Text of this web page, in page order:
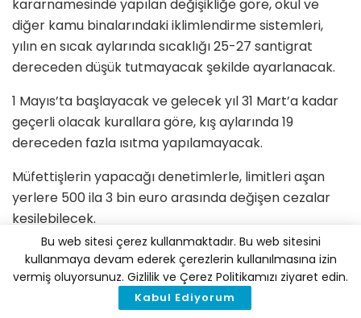
kararnamesinde yapılan değişikliğe göre, okul ve
diğer kamu binalarındaki iklimlendirme sistemleri,
yılın en sıcak aylarında sıcaklığı 25-27 santigrat
dereceden düşük tutmayacak şekilde ayarlanacak.
1 Mayıs’ta başlayacak ve gelecek yıl 31 Mart’a kadar
geçerli olacak kurallara göre, kış aylarında 19
dereceden fazla ısıtma yapılamayacak.
Müfettişlerin yapacağı denetimlerle, limitleri aşan
yerlere 500 ila 3 bin euro arasında değişen cezalar
kesilebilecek.
Kamu Yönetimi Bakanı Renato Brunetta, söz konusu
girişimin yılda 2-4 milyar metreküp gaz tasarrufu
sağlayacağını söyledi. Ülkede, kamu binalarının enerji
Bu web sitesi çerez kullanmaktadır. Bu web sitesini
kullanmaya devam ederek çerezlerin kullanılmasına izin
vermiş oluyorsunuz. Gizlilik ve Çerez Politikamızı ziyaret edin.
Kabul Ediyorum